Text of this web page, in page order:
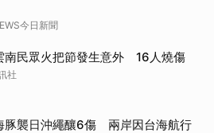
今日新聞
南民眾火把節發生意外 16人燒傷
社
豚襲日沖繩釀6傷 兩岸因台海航行